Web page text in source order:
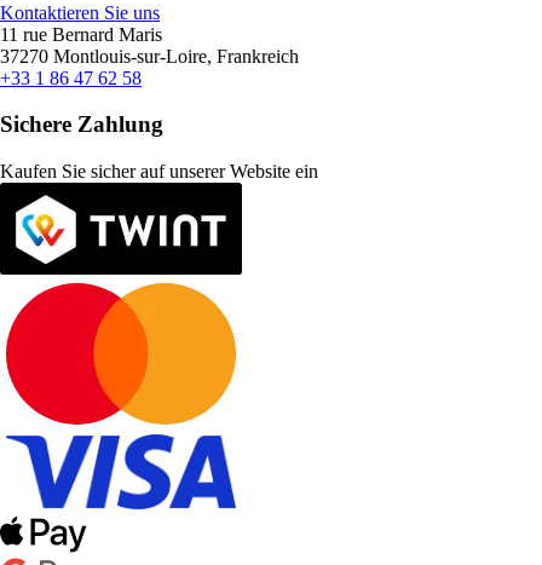
Kontaktieren Sie uns
11 rue Bernard Maris
37270 Montlouis-sur-Loire, Frankreich
+33 1 86 47 62 58
Sichere Zahlung
Kaufen Sie sicher auf unserer Website ein